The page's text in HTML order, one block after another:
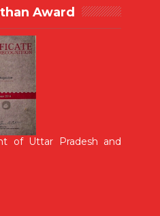
Award
of Uttar Pradesh and